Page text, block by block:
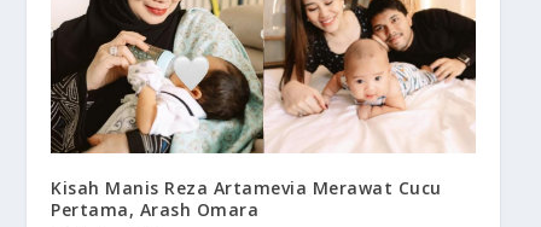
Kisah Manis Reza Artamevia Merawat Cucu
Pertama, Arash Omara